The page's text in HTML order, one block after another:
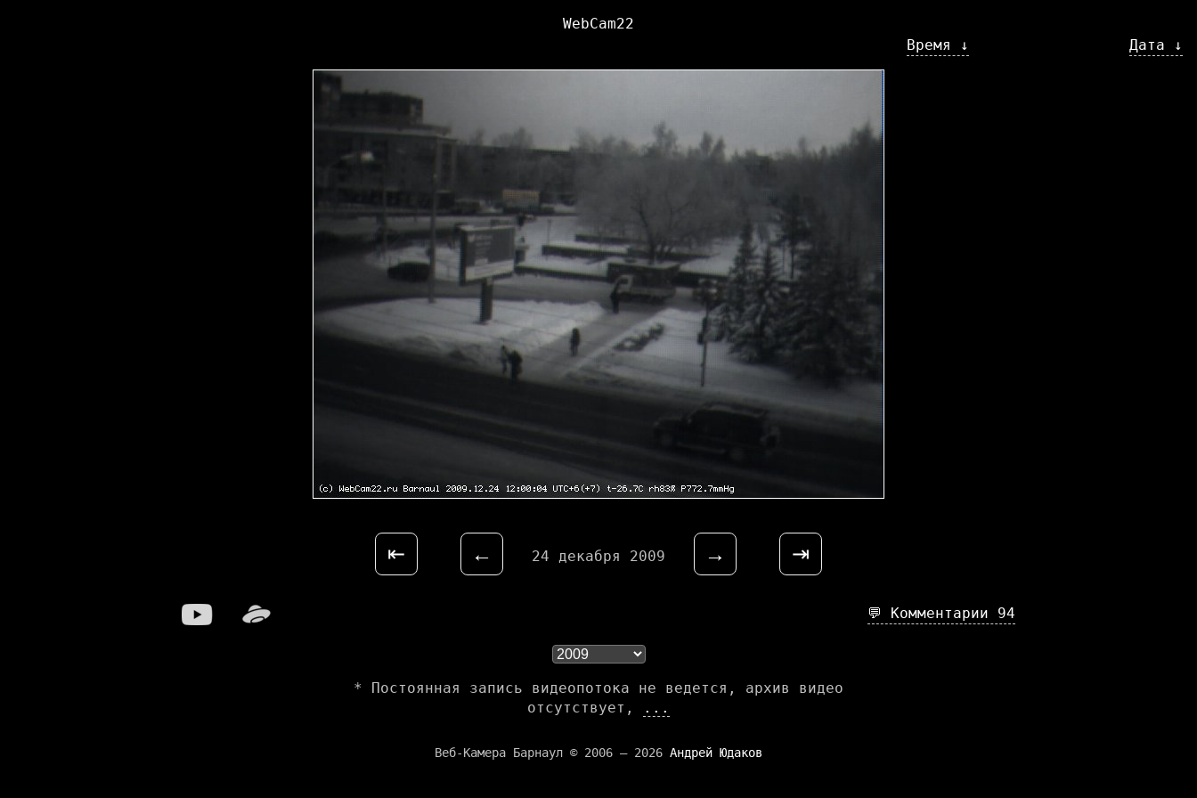
Дата ↓
Время ↓
WebCam22
⇤ ← 24 декабря 2009 → ⇥
💬 Комментарии 94
* Постоянная запись видеопотока не ведется, архив видео
отсутствует,
...
Веб-Камера Барнаул © 2006 — 2026 Андрей Юдаков